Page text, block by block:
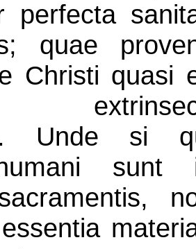
perfecta
quae
Christi quasi
Unde si
sunt